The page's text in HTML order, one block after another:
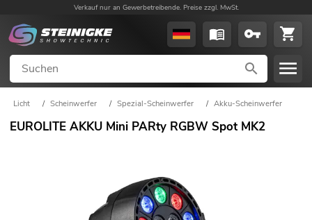
Verkauf nur an Gewerbetreibende. Preise zzgl. MwSt.
Licht / Scheinwerfer / Spezial-Scheinwerfer / Akku-Scheinwerfer
EUROLITE AKKU Mini PARty RGBW Spot MK2